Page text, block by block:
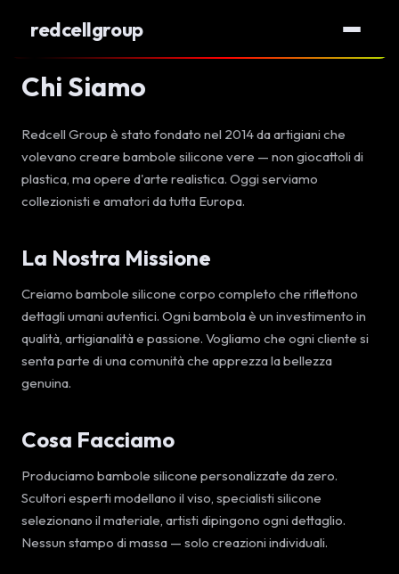
redcellgroup
Chi Siamo
Redcell Group è stato fondato nel 2014 da artigiani che
volevano creare bambole silicone vere — non giocattoli di
plastica, ma opere d'arte realistica. Oggi serviamo
collezionisti e amatori da tutta Europa.
La Nostra Missione
Creiamo bambole silicone corpo completo che riflettono
dettagli umani autentici. Ogni bambola è un investimento in
qualità, artigianalità e passione. Vogliamo che ogni cliente si
senta parte di una comunità che apprezza la bellezza
genuina.
Cosa Facciamo
Produciamo bambole silicone personalizzate da zero.
Scultori esperti modellano il viso, specialisti silicone
selezionano il materiale, artisti dipingono ogni dettaglio.
Nessun stampo di massa — solo creazioni individuali.